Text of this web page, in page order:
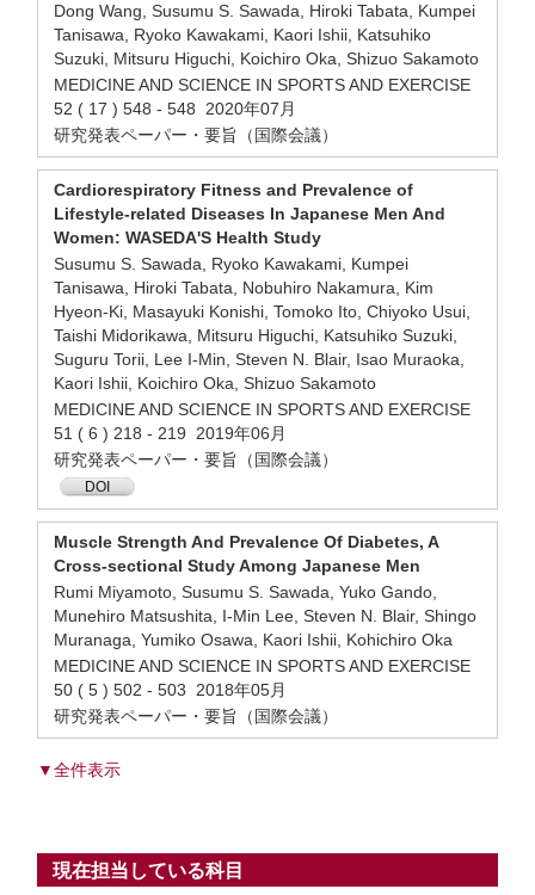
Dong Wang, Susumu S. Sawada, Hiroki Tabata, Kumpei
Tanisawa, Ryoko Kawakami, Kaori Ishii, Katsuhiko
Suzuki, Mitsuru Higuchi, Koichiro Oka, Shizuo Sakamoto
MEDICINE AND SCIENCE IN SPORTS AND EXERCISE
52 ( 17 ) 548 - 548 2020年07月
研究発表ペーパー・要旨（国際会議）
Cardiorespiratory Fitness and Prevalence of
Lifestyle-related Diseases In Japanese Men And
Women: WASEDA'S Health Study
Susumu S. Sawada, Ryoko Kawakami, Kumpei
Tanisawa, Hiroki Tabata, Nobuhiro Nakamura, Kim
Hyeon-Ki, Masayuki Konishi, Tomoko Ito, Chiyoko Usui,
Taishi Midorikawa, Mitsuru Higuchi, Katsuhiko Suzuki,
Suguru Torii, Lee I-Min, Steven N. Blair, Isao Muraoka,
Kaori Ishii, Koichiro Oka, Shizuo Sakamoto
MEDICINE AND SCIENCE IN SPORTS AND EXERCISE
51 ( 6 ) 218 - 219 2019年06月
研究発表ペーパー・要旨（国際会議）
DOI
Muscle Strength And Prevalence Of Diabetes, A
Cross-sectional Study Among Japanese Men
Rumi Miyamoto, Susumu S. Sawada, Yuko Gando,
Munehiro Matsushita, I-Min Lee, Steven N. Blair, Shingo
Muranaga, Yumiko Osawa, Kaori Ishii, Kohichiro Oka
MEDICINE AND SCIENCE IN SPORTS AND EXERCISE
50 ( 5 ) 502 - 503 2018年05月
研究発表ペーパー・要旨（国際会議）
▼全件表示
現在担当している科目